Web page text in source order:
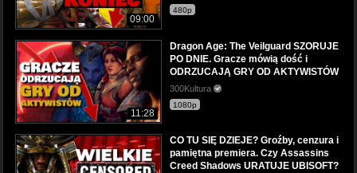
09:00
480p
11:28
Dragon Age: The Veilguard SZORUJE
PO DNIE. Gracze mówią dość i
ODRZUCAJĄ GRY OD AKTYWISTÓW
300Kultura
1080p
CO TU SIĘ DZIEJE? Groźby, cenzura i
pamiętna premiera. Czy Assassins
Creed Shadows URATUJE UBISOFT?